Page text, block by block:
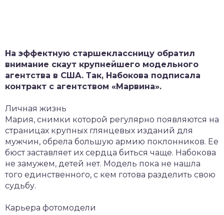
На эффектную старшеклассницу обратил
внимание скаут крупнейшего модельного
агентства в США. Так, Набокова подписала
контракт с агентством «Марвина».
Личная жизнь
Мария, снимки которой регулярно появляются на
страницах крупных глянцевых изданий для
мужчин, обрела большую армию поклонников. Ее
бюст заставляет их сердца биться чаще. Набокова
не замужем, детей нет. Модель пока не нашла
того единственного, с кем готова разделить свою
судьбу.
Карьера фотомодели